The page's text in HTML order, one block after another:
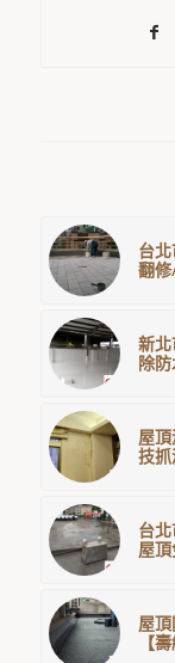
台
翻修
新
除
屋
技抓
台
屋
屋
【